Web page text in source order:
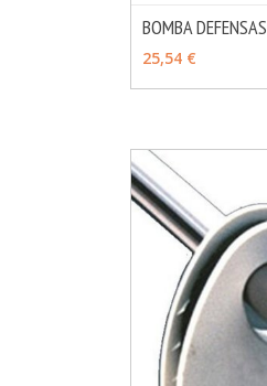
BOMBA DEFENSAS
25,54 €